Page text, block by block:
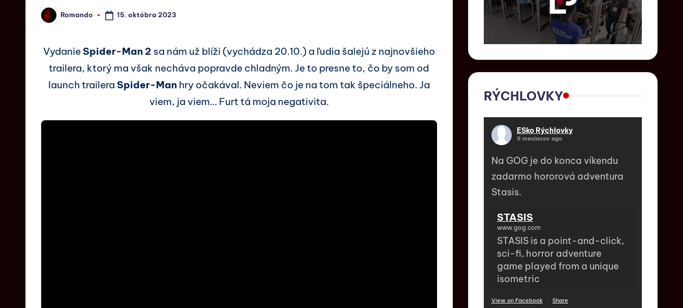
Romando 15. októbra 2023
Vydanie Spider-Man 2 sa nám už blíži (vychádza 20.10.) a ľudia šalejú z najnovšieho
trailera, ktorý ma však necháva popravde chladným. Je to presne to, čo by som od
launch trailera Spider-Manhry očakával. Neviem čo je na tom tak špeciálneho. Ja
viem, ja viem… Furt tá moja negativita.
RÝCHLOVKY
ESko Rýchlovky
9 mesiacov ago
Na GOG je do konca víkendu
zadarmo hororová adventura
Stasis.
STASIS
www.gog.com
STASIS is a point-and-click,
sci-fi, horror adventure
game played from a unique
isometric
View on Facebook · Share